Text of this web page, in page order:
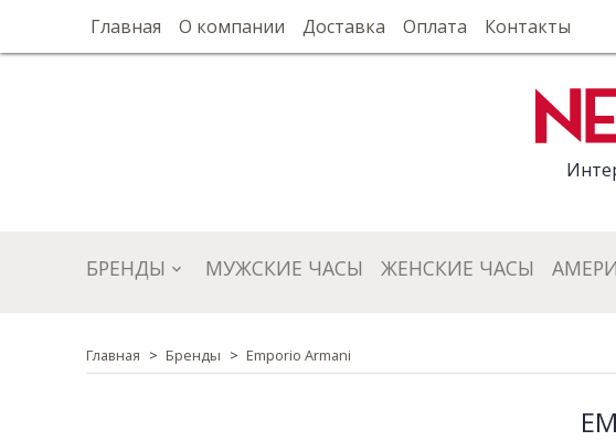
Главная О компании Доставка Оплата Контакты
БРЕНДЫ МУЖСКИЕ ЧАСЫ ЖЕНСКИЕ ЧАСЫ
Главная Бренды Emporio Armani